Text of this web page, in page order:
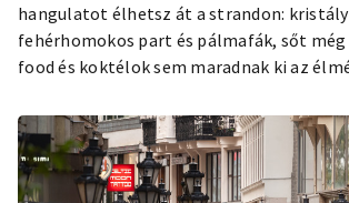
hangulatot élhetsz át a strandon:
fehérhomokos part és pálmafák, sőt még
food és koktélok sem maradnak ki az